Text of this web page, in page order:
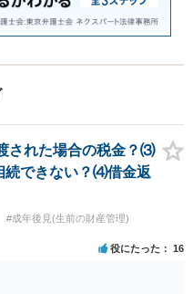
された場合の税金？⑶
続できない？⑷借金返
#成年後見(生前の財産管理)
役にたった 16